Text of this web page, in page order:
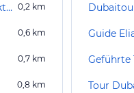
Museum Sheikh Saeed Al-Maktoum House 0,2 km
0,6 km
0,7 km
0,8 km
Guide
Geführte
Tour